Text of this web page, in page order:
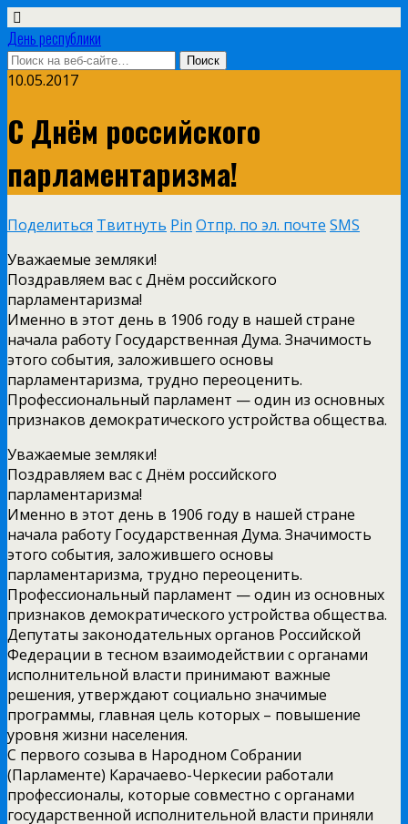
День республики
10.05.2017
С Днём российского
парламентаризма!
Поделиться Твитнуть Pin Отпр. по эл. почте SMS
Уважаемые земляки!
Поздравляем вас с Днём российского
парламентаризма!
Именно в этот день в 1906 году в нашей стране
начала работу Государственная Дума. Значимость
этого события, заложившего основы
парламентаризма, трудно переоценить.
Профессиональный парламент — один из основных
признаков демократического устройства общества.
Уважаемые земляки!
Поздравляем вас с Днём российского
парламентаризма!
Именно в этот день в 1906 году в нашей стране
начала работу Государственная Дума. Значимость
этого события, заложившего основы
парламентаризма, трудно переоценить.
Профессиональный парламент — один из основных
признаков демократического устройства общества.
Депутаты законодательных органов Российской
Федерации в тесном взаимодействии с органами
исполнительной власти принимают важные
решения, утверждают социально значимые
программы, главная цель которых – повышение
уровня жизни населения.
С первого созыва в Народном Собрании
(Парламенте) Карачаево-Черкесии работали
профессионалы, которые совместно с органами
государственной исполнительной власти приняли